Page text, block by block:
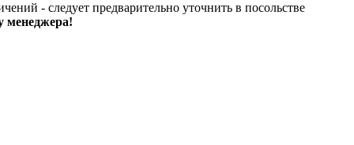
- следует предварительно уточнить в посольстве
менеджера!